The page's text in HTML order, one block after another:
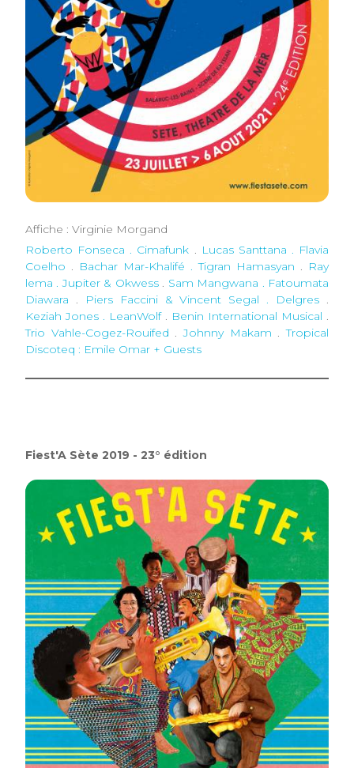
Affiche : Virginie Morgand
Roberto Fonseca . Cimafunk . Lucas Santtana . Flavia
Coelho . Bachar Mar-Khalifé . Tigran Hamasyan . Ray
lema . Jupiter & Okwess. Sam Mangwana . Fatoumata
Diawara . Piers Faccini & Vincent Segal . Delgres .
Keziah Jones . LeanWolf. Benin International Musical .
Trio Vahle-Cogez-Rouifed .Johnny Makam .Tropical
Discoteq : Emile Omar + Guests
Fiest'A Sète 2019 - 23° édition